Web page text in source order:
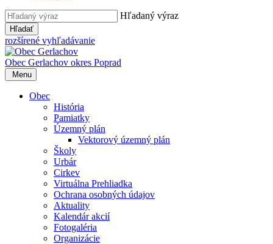
Hľadaný výraz
Hľadať
rozšírené vyhľadávanie
Obec Gerlachov okres Poprad
Menu
Obec
História
Pamiatky
Územný plán
Vektorový územný plán
Školy
Urbár
Cirkev
Virtuálna Prehliadka
Ochrana osobných údajov
Aktuality
Kalendár akcií
Fotogaléria
Organizácie